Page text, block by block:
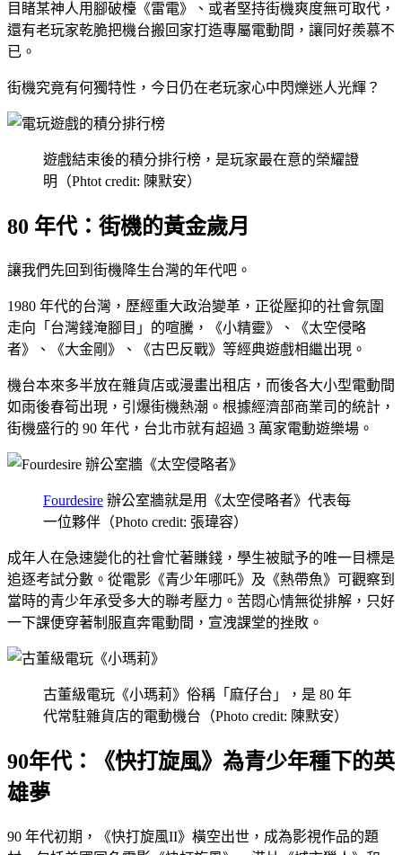
目睹某神人用腳破檯《雷電》、或者堅持街機爽度無可取代，
還有老玩家乾脆把機台搬回家打造專屬電動間，讓同好羨慕不
已。
街機究竟有何獨特性，今日仍在老玩家心中閃爍迷人光輝？
遊戲結束後的積分排行榜，是玩家最在意的榮耀證
明（Phtot credit: 陳默安）
80 年代：街機的黃金歲月
讓我們先回到街機降生台灣的年代吧。
1980 年代的台灣，歷經重大政治變革，正從壓抑的社會氛圍
走向「台灣錢淹腳目」的喧騰，《小精靈》、《太空侵略
者》、《大金剛》、《古巴反戰》等經典遊戲相繼出現。
機台本來多半放在雜貨店或漫畫出租店，而後各大小型電動間
如雨後春筍出現，引爆街機熱潮。根據經濟部商業司的統計，
街機盛行的 90 年代，台北市就有超過 3 萬家電動遊樂場。
Fourdesire 辦公室牆就是用《太空侵略者》代表每
一位夥伴（Photo credit: 張瑋容）
成年人在急速變化的社會忙著賺錢，學生被賦予的唯一目標是
追逐考試分數。從電影《青少年哪吒》及《熱帶魚》可觀察到
當時的青少年承受多大的聯考壓力。苦悶心情無從排解，只好
一下課便穿著制服直奔電動間，宣洩課堂的挫敗。
古董級電玩《小瑪莉》俗稱「麻仔台」，是 80 年
代常駐雜貨店的電動機台（Photo credit: 陳默安）
90年代：《快打旋風》為青少年種下的英
雄夢
90 年代初期，《快打旋風II》橫空出世，成為影視作品的題